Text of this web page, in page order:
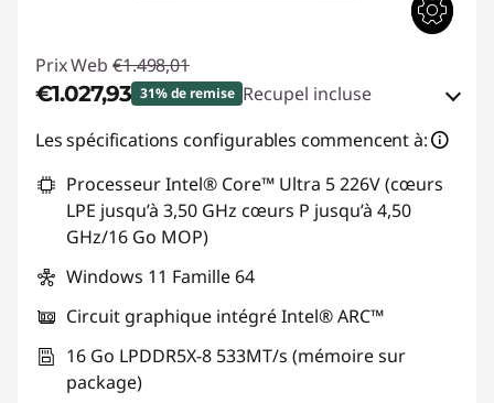
Prix Web €1.498,01
€1.027,93 31% de remise Recupel incluse
Bons de réduction en ligne :-€470,08
Code de réduction : THINKDEAL
Les spécifications configurables commencent à:
Processeur Intel® Core™ Ultra 5 226V (cœurs
LPE jusqu’à 3,50 GHz cœurs P jusqu’à 4,50
GHz/16 Go MOP)
Windows 11 Famille 64
Circuit graphique intégré Intel® ARC™
16 Go LPDDR5X-8 533MT/s (mémoire sur
package)